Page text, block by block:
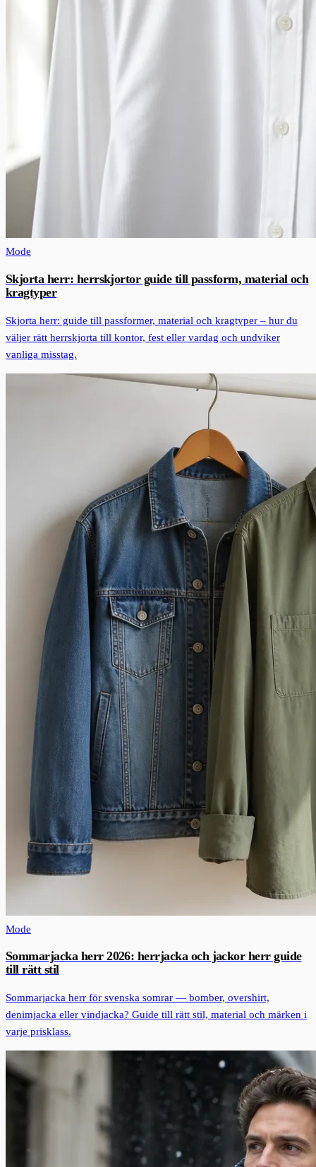
Mode
Skjorta herr: herrskjortor guide till passform, material och
kragtyper
Skjorta herr: guide till passformer, material och kragtyper – hur du
väljer rätt herrskjorta till kontor, fest eller vardag och undviker
vanliga misstag.
Mode
Sommarjacka herr 2026: herrjacka och jackor herr guide
till rätt stil
Sommarjacka herr för svenska somrar — bomber, overshirt,
denimjacka eller vindjacka? Guide till rätt stil, material och märken i
varje prisklass.